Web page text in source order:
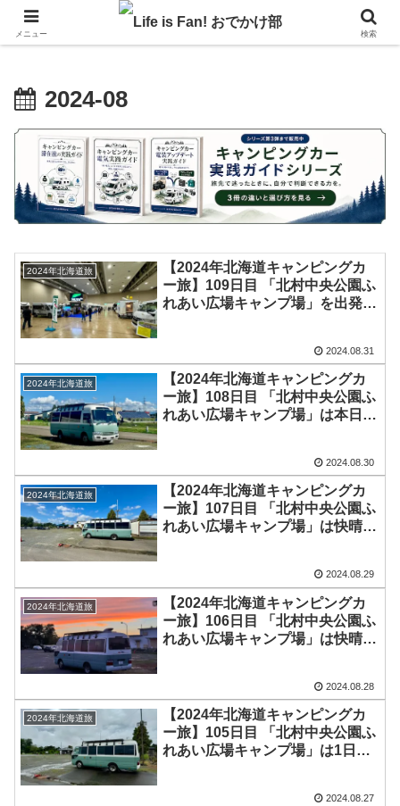
自作キャンピングカーで1年の3分の1を北海道でのんびりバンライフ♪
2024-08
2024年北海道旅
【2024年北海道キャンピングカ
ー旅】109日目 「北村中央公園ふ
れあい広場キャンプ場」を出発し
キャンピングカー仲間や車中泊仲
間と会えました♪
2024.08.31
2024年北海道旅
【2024年北海道キャンピングカ
ー旅】108日目 「北村中央公園ふ
れあい広場キャンプ場」は本日も
ラ」を作る新しいスタイル発見
2024.08.30
2024年北海道旅
【2024年北海道キャンピングカ
ー旅】107日目 「北村中央公園ふ
れあい広場キャンプ場」は快晴！
てもまだ通過していない 2024.08.29
2024年北海道旅
【2024年北海道キャンピングカ
ー旅】106日目 「北村中央公園ふ
れあい広場キャンプ場」は快晴
2024.08.28
2024年北海道旅
【2024年北海道キャンピングカ
ー旅】105日目 「北村中央公園ふ
れあい広場キャンプ場」は1日中
2024.08.27
メニュー 検索